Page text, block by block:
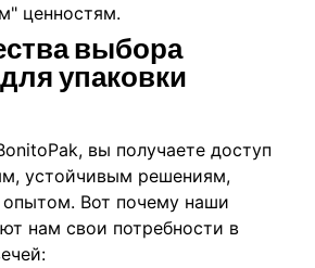
ценностям.
выбора
упаковки
вы получаете доступ
устойчивым решениям,
Вот почему наши
нам свои потребности в